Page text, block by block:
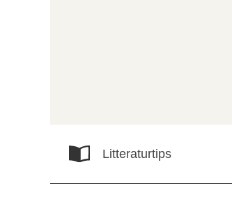
Litteraturtips